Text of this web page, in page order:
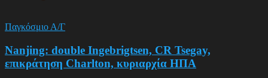
Παγκόσμιο Α/Γ
Nanjing: double Ingebrigtsen, CR Tsegay,
επικράτηση Charlton, κυριαρχία ΗΠΑ